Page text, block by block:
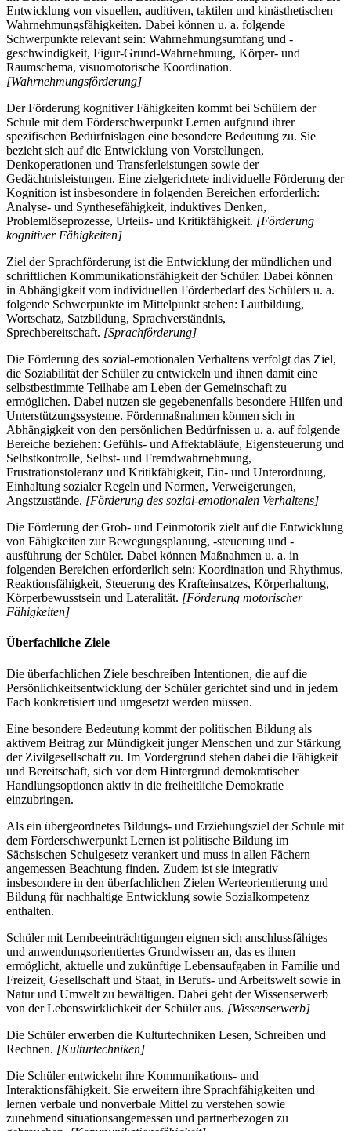
Entwicklung von visuellen, auditiven, taktilen und kinästhetischen
Wahrnehmungsfähigkeiten. Dabei können u. a. folgende
Schwerpunkte relevant sein: Wahrnehmungsumfang und -
geschwindigkeit, Figur-Grund-Wahrnehmung, Körper- und
Raumschema, visuomotorische Koordination.
[Wahrnehmungsförderung]
Der Förderung kognitiver Fähigkeiten kommt bei Schülern der
Schule mit dem Förderschwerpunkt Lernen aufgrund ihrer
spezifischen Bedürfnislagen eine besondere Bedeutung zu. Sie
bezieht sich auf die Entwicklung von Vorstellungen,
Denkoperationen und Transferleistungen sowie der
Gedächtnisleistungen. Eine zielgerichtete individuelle Förderung der
Kognition ist insbesondere in folgenden Bereichen erforderlich:
Analyse- und Synthesefähigkeit, induktives Denken,
Problemlöseprozesse, Urteils- und Kritikfähigkeit. [Förderung
kognitiver Fähigkeiten]
Ziel der Sprachförderung ist die Entwicklung der mündlichen und
schriftlichen Kommunikationsfähigkeit der Schüler. Dabei können
in Abhängigkeit vom individuellen Förderbedarf des Schülers u. a.
folgende Schwerpunkte im Mittelpunkt stehen: Lautbildung,
Wortschatz, Satzbildung, Sprachverständnis,
Sprechbereitschaft. [Sprachförderung]
Die Förderung des sozial-emotionalen Verhaltens verfolgt das Ziel,
die Soziabilität der Schüler zu entwickeln und ihnen damit eine
selbstbestimmte Teilhabe am Leben der Gemeinschaft zu
ermöglichen. Dabei nutzen sie gegebenenfalls besondere Hilfen und
Unterstützungssysteme. Fördermaßnahmen können sich in
Abhängigkeit von den persönlichen Bedürfnissen u. a. auf folgende
Bereiche beziehen: Gefühls- und Affektabläufe, Eigensteuerung und
Selbstkontrolle, Selbst- und Fremdwahrnehmung,
Frustrationstoleranz und Kritikfähigkeit, Ein- und Unterordnung,
Einhaltung sozialer Regeln und Normen, Verweigerungen,
Angstzustände. [Förderung des sozial-emotionalen Verhaltens]
Die Förderung der Grob- und Feinmotorik zielt auf die Entwicklung
von Fähigkeiten zur Bewegungsplanung, -steuerung und -
ausführung der Schüler. Dabei können Maßnahmen u. a. in
folgenden Bereichen erforderlich sein: Koordination und Rhythmus,
Reaktionsfähigkeit, Steuerung des Krafteinsatzes, Körperhaltung,
Körperbewusstsein und Lateralität. [Förderung motorischer
Fähigkeiten]
Überfachliche Ziele
Die überfachlichen Ziele beschreiben Intentionen, die auf die
Persönlichkeitsentwicklung der Schüler gerichtet sind und in jedem
Fach konkretisiert und umgesetzt werden müssen.
Eine besondere Bedeutung kommt der politischen Bildung als
aktivem Beitrag zur Mündigkeit junger Menschen und zur Stärkung
der Zivilgesellschaft zu. Im Vordergrund stehen dabei die Fähigkeit
und Bereitschaft, sich vor dem Hintergrund demokratischer
Handlungsoptionen aktiv in die freiheitliche Demokratie
einzubringen.
Als ein übergeordnetes Bildungs- und Erziehungsziel der Schule mit
dem Förderschwerpunkt Lernen ist politische Bildung im
Sächsischen Schulgesetz verankert und muss in allen Fächern
angemessen Beachtung finden. Zudem ist sie integrativ
insbesondere in den überfachlichen Zielen Werteorientierung und
Bildung für nachhaltige Entwicklung sowie Sozialkompetenz
enthalten.
Schüler mit Lernbeeinträchtigungen eignen sich anschlussfähiges
und anwendungsorientiertes Grundwissen an, das es ihnen
ermöglicht, aktuelle und zukünftige Lebensaufgaben in Familie und
Freizeit, Gesellschaft und Staat, in Berufs- und Arbeitswelt sowie in
Natur und Umwelt zu bewältigen. Dabei geht der Wissenserwerb
von der Lebenswirklichkeit der Schüler aus. [Wissenserwerb]
Die Schüler erwerben die Kulturtechniken Lesen, Schreiben und
Rechnen. [Kulturtechniken]
Die Schüler entwickeln ihre Kommunikations- und
Interaktionsfähigkeit. Sie erweitern ihre Sprachfähigkeiten und
lernen verbale und nonverbale Mittel zu verstehen sowie
zunehmend situationsangemessen und partnerbezogen zu